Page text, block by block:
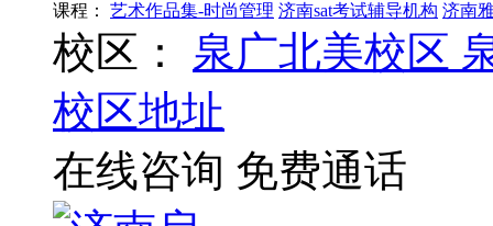
课程： 艺术作品集-时尚管理 济南sat考试辅导机构 济南
校区： 泉广北美校区
校区地址
在线咨询 免费通话